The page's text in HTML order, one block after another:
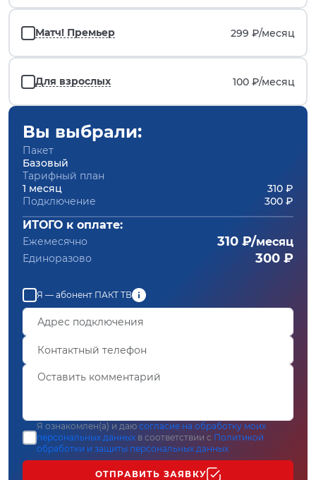
Матч! Премьер 299 ₽/месяц
Для взрослых 100 ₽/месяц
Вы выбрали:
Пакет
Базовый
Тарифный план
1 месяц
310 ₽
Подключение
300 ₽
ИТОГО к оплате:
Ежемесячно 310 ₽/месяц
Единоразово 300 ₽
Я — абонент ПАКТ ТВ
Я ознакомлен(а) и даю согласие на обработку моих
персональных данных в соответствии с Политикой
обработки и защиты персональных данных
ОТПРАВИТЬ ЗАЯВКУ